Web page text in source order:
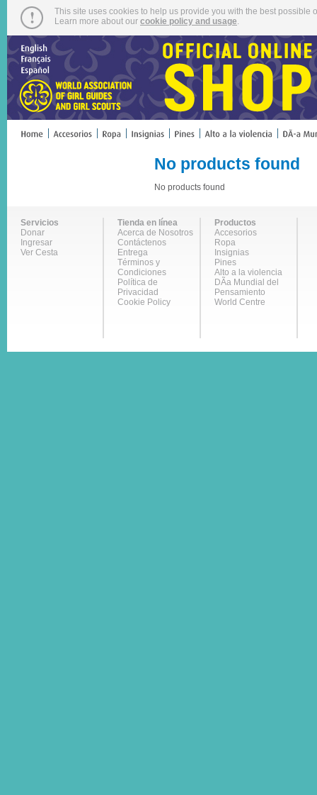
This site uses cookies to help us provide you with the best
Learn more about our cookie policy and usage
No products found
No products found
Servicios
Donar
Ingresar
Ver Cesta
Tienda en línea
Acerca de Nosotros
Contáctenos
Entrega
Términos y
Condiciones
Política de
Privacidad
Cookie Policy
Productos
Accesorios
Ropa
Insignias
Pines
Alto a la violencia
DÃ­a Mundial del
Pensamiento
World Centre